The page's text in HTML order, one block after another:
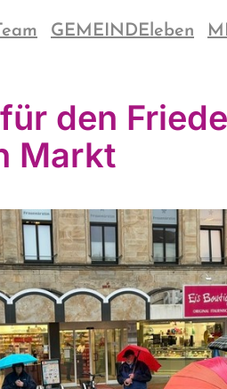
GEMEINDEleben
den
Markt